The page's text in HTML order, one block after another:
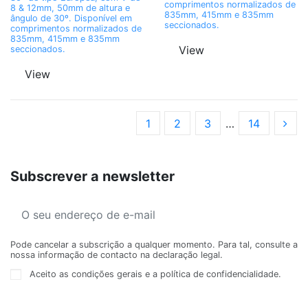
8 & 12mm, 50mm de altura e
ângulo de 30º. Disponível em
comprimentos normalizados de
835mm, 415mm e 835mm
seccionados.
View
comprimentos normalizados de
835mm, 415mm e 835mm
seccionados.
View
1 2 3 … 14
Subscrever a newsletter
Pode cancelar a subscrição a qualquer momento. Para tal, consulte a
nossa informação de contacto na declaração legal.
Aceito as condições gerais e a política de confidencialidade.